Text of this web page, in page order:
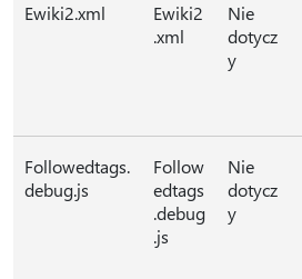
Ewiki2.xml
Ewiki2
.xml
Nie
dotycz
y
Followedtags.
debug.js
Follow
edtags
.debug
.js
Nie
dotycz
y